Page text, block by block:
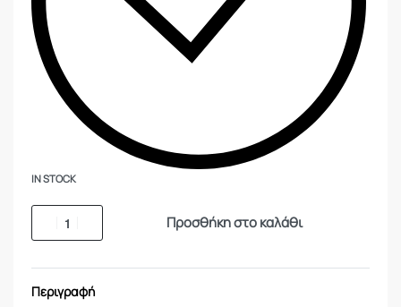
IN STOCK
Προσθήκη στο καλάθι
Περιγραφή